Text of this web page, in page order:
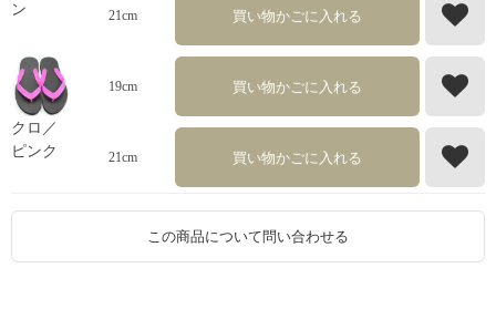
ン
21cm 買い物かごに入れる
クロ／
ピンク
19cm 買い物かごに入れる
21cm 買い物かごに入れる
この商品について問い合わせる